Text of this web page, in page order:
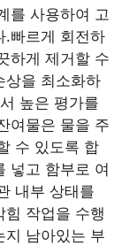
를 사용하여 고
.빠르게 회전하
하게 제거할 수
상을 최소화하
높은 평가를
여물은 물을 주
수 있도록 합
넣고 함부로 여
내부 상태를
힘 작업을 수행
지 남아있는 부